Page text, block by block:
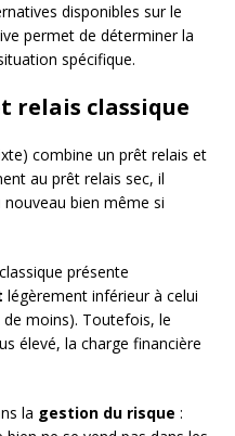
disponibles sur le
permet de déterminer la
spécifique.
relais classique
combine un prêt relais et
au prêt relais sec, il
bien même si
présente
légèrement inférieur à celui
moins). Toutefois, le
élevé, la charge financière
la gestion du risque :